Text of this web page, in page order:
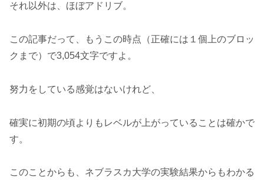
それ以外は、ほぼアドリブ。
この記事だって、もうこの時点（正確には１個上のブロッ
クまで）で3,054文字ですよ。
努力をしている感覚はないけれど、
確実に初期の頃よりもレベルが上がっていることは確かで
す。
このことからも、ネブラスカ大学の実験結果からもわかる